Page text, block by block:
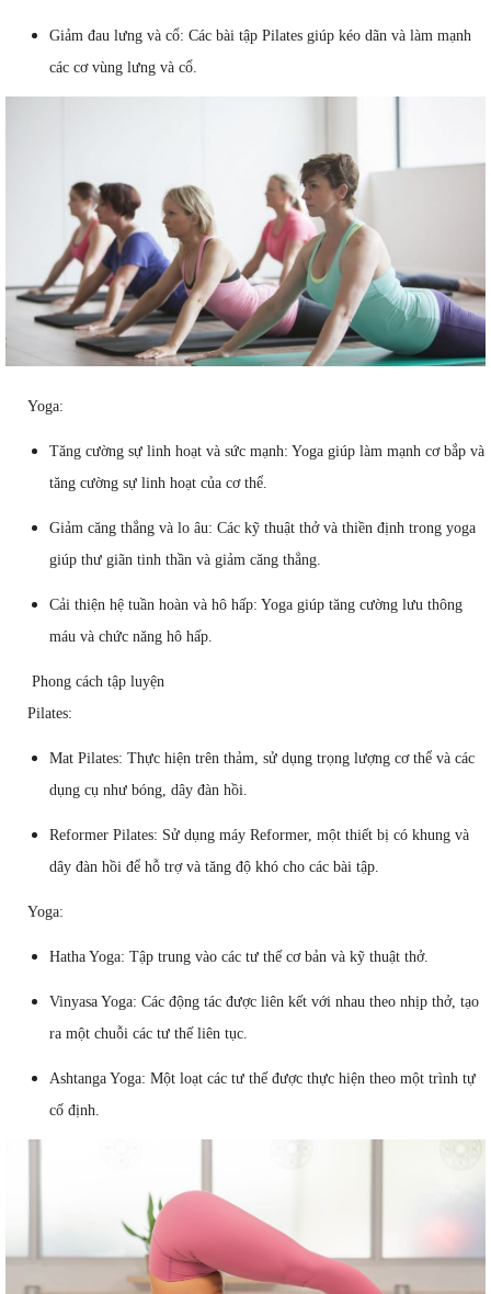
Giảm đau lưng và cổ: Các bài tập Pilates giúp kéo dãn và làm mạnh
các cơ vùng lưng và cổ.
Yoga:
Tăng cường sự linh hoạt và sức mạnh: Yoga giúp làm mạnh cơ bắp và
tăng cường sự linh hoạt của cơ thể.
Giảm căng thẳng và lo âu: Các kỹ thuật thở và thiền định trong yoga
giúp thư giãn tinh thần và giảm căng thẳng.
Cải thiện hệ tuần hoàn và hô hấp: Yoga giúp tăng cường lưu thông
máu và chức năng hô hấp.
Phong cách tập luyện
Pilates:
Mat Pilates: Thực hiện trên thảm, sử dụng trọng lượng cơ thể và các
dụng cụ như bóng, dây đàn hồi.
Reformer Pilates: Sử dụng máy Reformer, một thiết bị có khung và
dây đàn hồi để hỗ trợ và tăng độ khó cho các bài tập.
Yoga:
Hatha Yoga: Tập trung vào các tư thế cơ bản và kỹ thuật thở.
Vinyasa Yoga: Các động tác được liên kết với nhau theo nhịp thở, tạo
ra một chuỗi các tư thế liên tục.
Ashtanga Yoga: Một loạt các tư thế được thực hiện theo một trình tự
cố định.